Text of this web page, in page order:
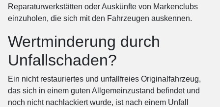
Reparaturwerkstätten oder Auskünfte von Markenclubs
einzuholen, die sich mit den Fahrzeugen auskennen.
Wertminderung durch
Unfallschaden?
Ein nicht restauriertes und unfallfreies Originalfahrzeug,
das sich in einem guten Allgemeinzustand befindet und
noch nicht nachlackiert wurde, ist nach einem Unfall